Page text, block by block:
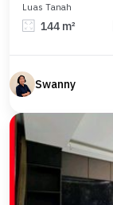
Luas Tanah
144 m²
Swanny